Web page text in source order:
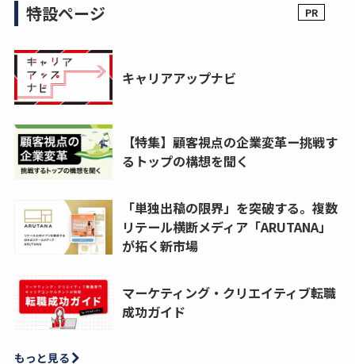
特設ページ
キャリアアップナビ
【特集】顧客視点の企業変革ー挑戦す
るトップの構想を聞く
「単独出稿の限界」を突破する。複数
リテール横断メディア「ARUTANA」
が拓く新市場
マーケティング・クリエイティブ転職
成功ガイド
もっと見る